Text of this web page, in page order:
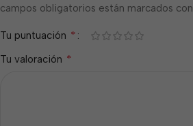
campos obligatorios están marcados con
Tu puntuación *
Tu valoración *